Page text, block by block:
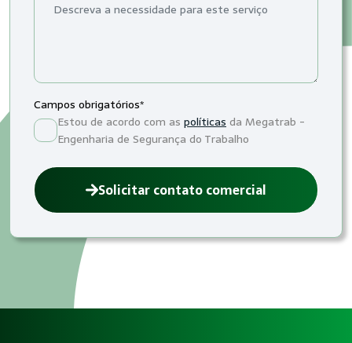
Campos obrigatórios*
Estou de acordo com as políticas da Megatrab -
Engenharia de Segurança do Trabalho
Solicitar contato comercial